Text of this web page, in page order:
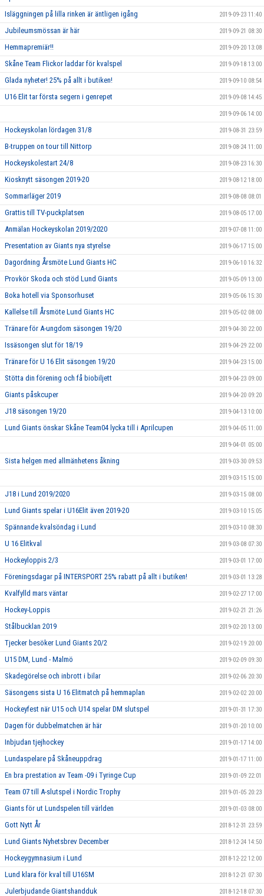
Isläggningen på lilla rinken är äntligen igång 2019-09-23 11:40
Jubileumsmössan är här 2019-09-21 08:30
Hemmapremiär!! 2019-09-20 13:08
Skåne Team Flickor laddar för kvalspel 2019-09-18 13:00
Glada nyheter! 25% på allt i butiken! 2019-09-10 08:54
U16 Elit tar första segern i genrepet 2019-09-08 14:45
2019-09-06 14:00
Hockeyskolan lördagen 31/8 2019-08-31 23:59
B-truppen on tour till Nittorp 2019-08-24 11:00
Hockeyskolestart 24/8 2019-08-23 16:30
Kiosknytt säsongen 2019-20 2019-08-12 18:00
Sommarläger 2019 2019-08-08 08:01
Grattis till TV-puckplatsen 2019-08-05 17:00
Anmälan Hockeyskolan 2019/2020 2019-07-08 11:00
Presentation av Giants nya styrelse 2019-06-17 15:00
Dagordning Årsmöte Lund Giants HC 2019-06-10 16:32
Provkör Skoda och stöd Lund Giants 2019-05-09 13:00
Boka hotell via Sponsorhuset 2019-05-06 15:30
Kallelse till Årsmöte Lund Giants HC 2019-05-02 08:00
Tränare för A-ungdom säsongen 19/20 2019-04-30 22:00
Issäsongen slut för 18/19 2019-04-29 22:00
Tränare för U 16 Elit säsongen 19/20 2019-04-23 15:00
Stötta din förening och få biobiljett 2019-04-23 09:00
Giants påskcuper 2019-04-20 09:20
J18 säsongen 19/20 2019-04-13 10:00
Lund Giants önskar Skåne Team04 lycka till i Aprilcupen 2019-04-05 11:00
2019-04-01 05:00
Sista helgen med allmänhetens åkning 2019-03-30 09:53
2019-03-15 15:00
J18 i Lund 2019/2020 2019-03-15 08:00
Lund Giants spelar i U16Elit även 2019-20 2019-03-10 15:05
Spännande kvalsöndag i Lund 2019-03-10 08:30
U 16 Elitkval 2019-03-08 07:30
Hockeyloppis 2/3 2019-03-01 17:00
Föreningsdagar på INTERSPORT 25% rabatt på allt i butiken! 2019-03-01 13:28
Kvalfylld mars väntar 2019-02-27 17:00
Hockey-Loppis 2019-02-21 21:26
Stålbucklan 2019 2019-02-20 13:00
Tjecker besöker Lund Giants 20/2 2019-02-19 20:00
U15 DM, Lund - Malmö 2019-02-09 09:30
Skadegörelse och inbrott i bilar 2019-02-06 20:30
Säsongens sista U 16 Elitmatch på hemmaplan 2019-02-02 20:00
Hockeyfest när U15 och U14 spelar DM slutspel 2019-01-31 17:30
Dagen för dubbelmatchen är här 2019-01-20 10:00
Inbjudan tjejhockey 2019-01-17 14:00
Lundaspelare på Skåneuppdrag 2019-01-17 11:00
En bra prestation av Team -09 i Tyringe Cup 2019-01-09 22:01
Team 07 till A-slutspel i Nordic Trophy 2019-01-05 20:23
Giants för ut Lundspelen till världen 2019-01-03 08:00
Gott Nytt År 2018-12-31 23:59
Lund Giants Nyhetsbrev December 2018-12-24 14:50
Hockeygymnasium i Lund 2018-12-22 12:00
Lund klara för kval till U16SM 2018-12-21 07:30
Julerbjudande Giantshandduk 2018-12-18 07:30